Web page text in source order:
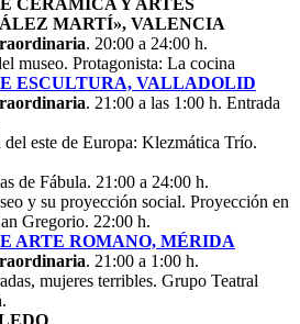
CERÁMICA Y ARTES
MARTÍ», VALENCIA
. 20:00 a 24:00 h.
museo. Protagonista: La cocina
ESCULTURA, VALLADOLID
. 21:00 a las 1:00 h. Entrada
este de Europa: Klezmática Trío.
de Fábula. 21:00 a 24:00 h.
y su proyección social. Proyección en
Gregorio. 22:00 h.
ARTE ROMANO, MÉRIDA
. 21:00 a 1:00 h.
mujeres terribles. Grupo Teatral